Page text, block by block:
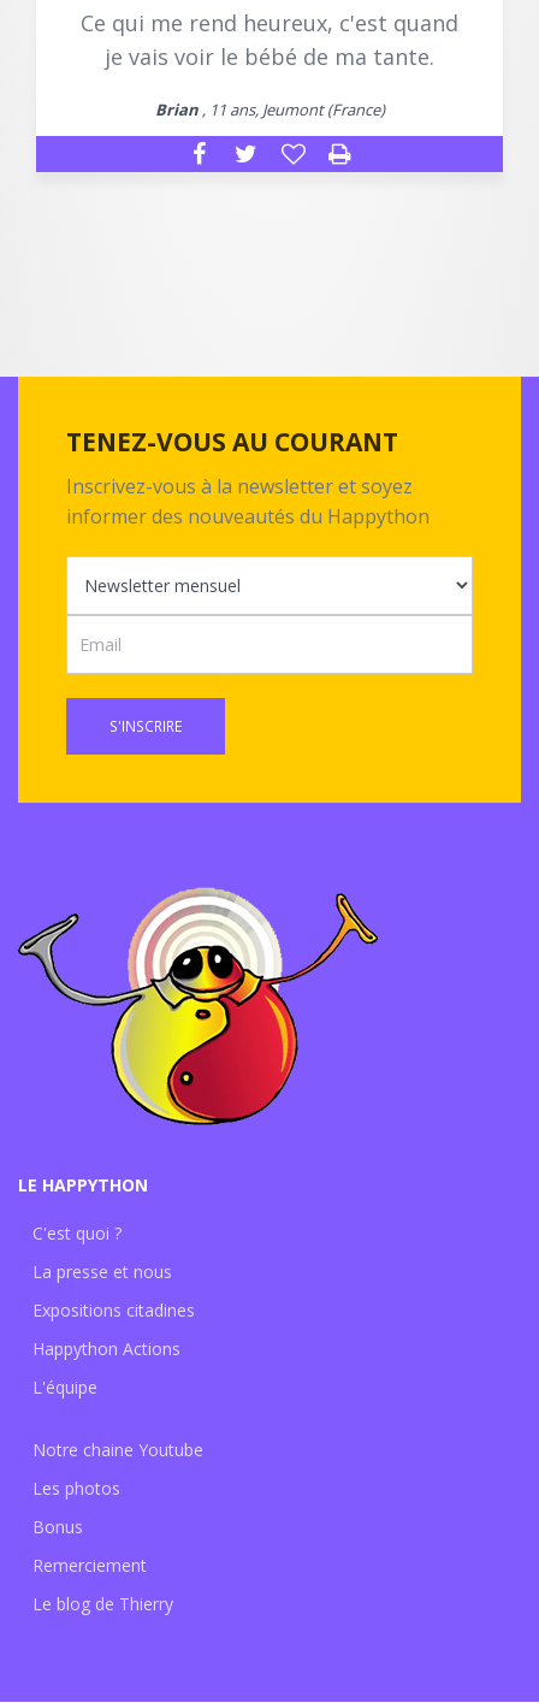
Ce qui me rend heureux, c'est quand
je vais voir le bébé de ma tante.
Brian, 11 ans, Jeumont (France)
TENEZ-VOUS AU COURANT
Inscrivez-vous à la newsletter et soyez
informer des nouveautés du Happython
S'INSCRIRE
LE HAPPYTHON
C'est quoi ?
La presse et nous
Expositions citadines
Happython Actions
L'équipe
Notre chaine Youtube
Les photos
Bonus
Remerciement
Le blog de Thierry